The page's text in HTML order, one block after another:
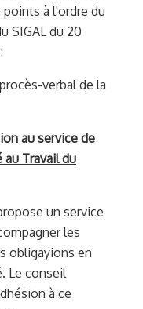
à l'ordre du
SIGAL du 20
verbal de la
au service de
Travail du
un service
les
obligayions en
Le conseil
à ce